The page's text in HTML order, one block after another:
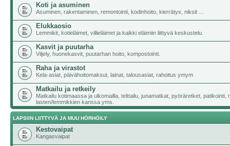
Koti ja asuminen
Asuminen, rakentaminen, remontointi, kodinhoito, kierrätys, niksit ...
Elukkaosio
Lemmikit, kotieläimet, villieläimet ja kaikki eläimiin liittyvä keskustelu.
Kasvit ja puutarha
Viljely, huonekasvit, puutarhan hoito, kompostointi.
Raha ja virastot
Kela-asiat, päivähoitomaksut, lainat, talousasiat, rahoitus ymym
Matkailu ja retkeily
Matkailu kotimaassa ja ulkomailla, telttailu, junamatkat, pyöräretket, patikointi,
lasten/lemmikkien kanssa yms.
LAPSIIN LIITTYVÄ JA MUU HÖRHÖILY
Kestovaipat
Kangasvaipat